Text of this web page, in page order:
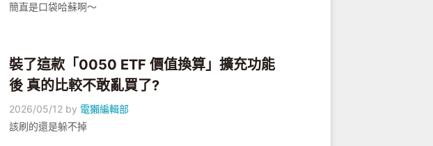
簡直是口袋哈蘇啊～
裝了這款「0050 ETF 價值換算」擴充功能
後 真的比較不敢亂買了?
2026/05/12 by 電獺編輯部
該刷的還是躲不掉